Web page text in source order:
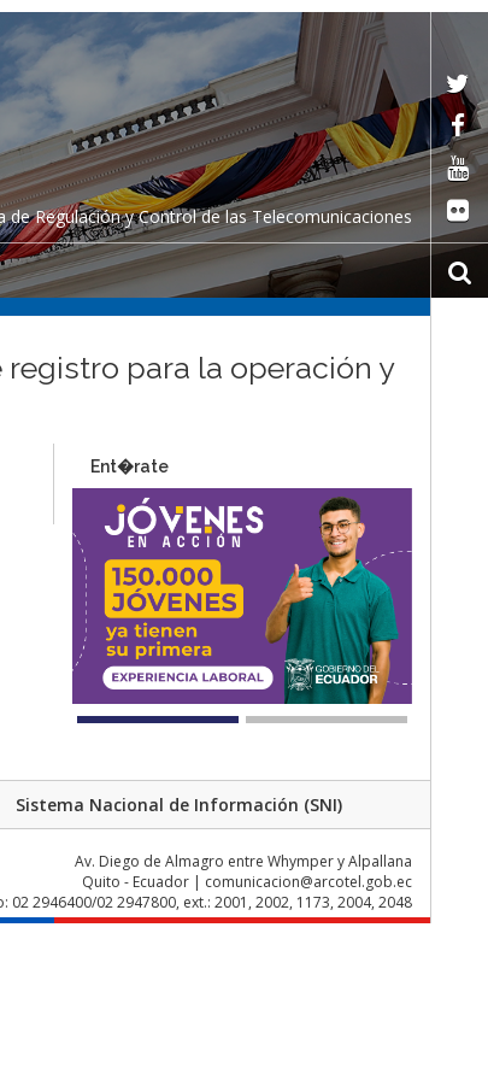
de Regulación y Control de las Telecomunicaciones
para la operación y
Ent�rate
Sistema Nacional de Información (SNI)
Av. Diego de Almagro entre Whymper y Alpallana
Quito - Ecuador | comunicacion@arcotel.gob.ec
02 2946400/02 2947800, ext.: 2001, 2002, 1173, 2004, 2048